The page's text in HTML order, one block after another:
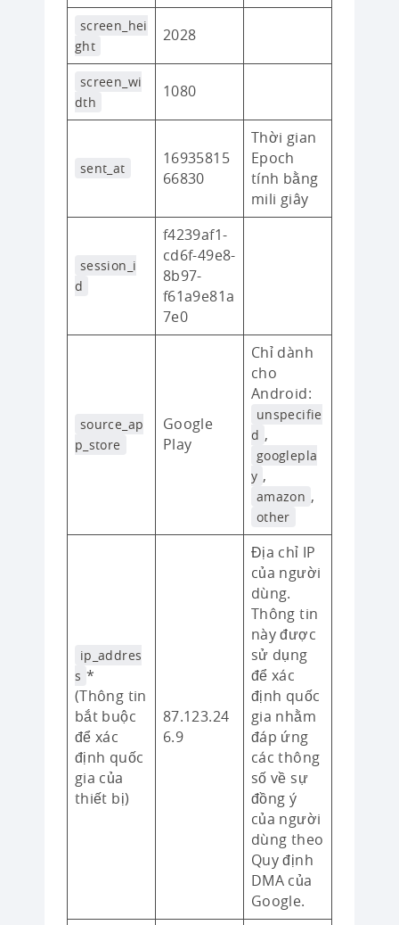
screen_hei
ght
2028
screen_wi
dth
1080
sent_at
16935815
66830
Thời gian
Epoch
tính bằng
mili giây
session_i
d
f4239af1-
cd6f-49e8-
8b97-
f61a9e81a
7e0
source_ap
p_store
Google
Play
Chỉ dành
cho
Android:
unspecifie
d ,
googlepla
y ,
amazon ,
other
ip_addres
s *
(Thông tin
bắt buộc
để xác
định quốc
gia của
thiết bị)
87.123.24
6.9
Địa chỉ IP
của người
dùng.
Thông tin
này được
sử dụng
để xác
định quốc
gia nhằm
đáp ứng
các thông
số về sự
đồng ý
của người
dùng theo
Quy định
DMA của
Google.